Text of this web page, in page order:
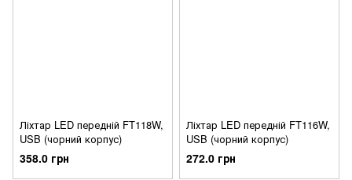
Ліхтар LED передній FT118W,
USB (чорний корпус)
358.0 грн
Ліхтар LED передній FT116W,
USB (чорний корпус)
272.0 грн